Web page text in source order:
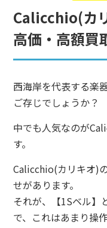
Calicchio(カ
高価・高額買
西海岸を代表する楽
ご存じでしょうか？
中でも人気なのが
す。
Calicchio(カリキオ)
せがあります。
それが、【1Sベル】
で、これはあまり操